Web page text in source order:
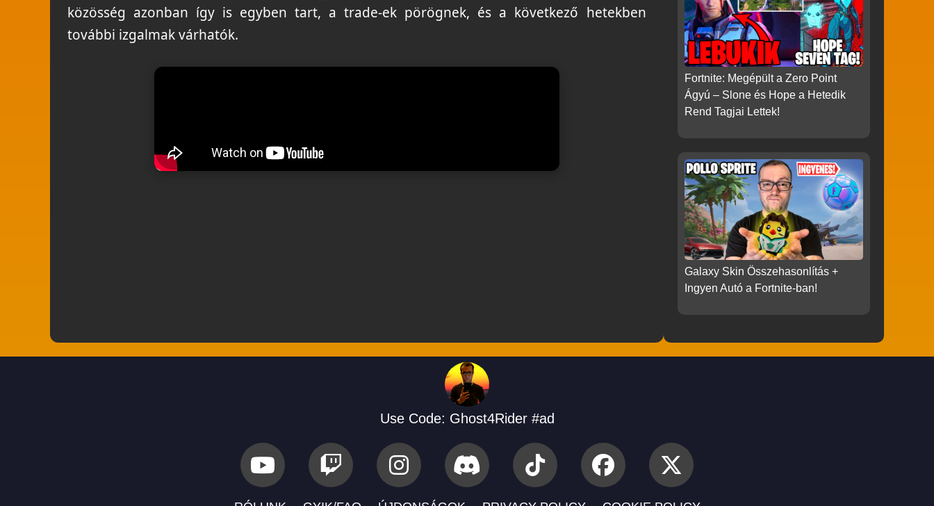
közösség azonban így is egyben tart, a trade-ek pörögnek, és a következő hetekben
további izgalmak várhatók.
Fortnite: Megépült a Zero Point
Ágyú – Slone és Hope a Hetedik
Rend Tagjai Lettek!
Galaxy Skin Összehasonlítás +
Ingyen Autó a Fortnite-ban!
Use Code: Ghost4Rider #ad